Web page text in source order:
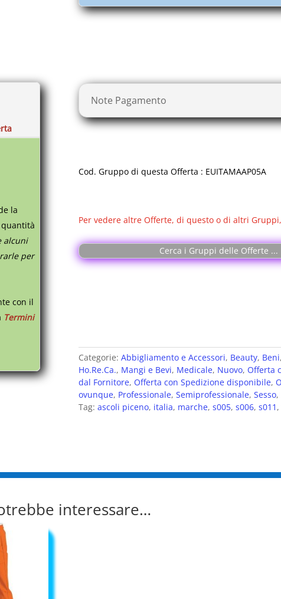
La certificazione OEKO-TEX® Standard 100
di indumenti e tessuti. Garantisce che nella
non sono state utilizzate sostanze o prodotti
l'uomo o l'ambiente. Pantalone con elastico
Peso materiale
190 Gr/m²
Aiuto cuoco, Alimentarista, Artigiano, Asa,
Dottoressa, Estetista, Farmacista, Fiorista,
Fruttivendolo, Gastronomo, Ginecologo,
Macellaio, Magazziniere, Massaggiatore,
la
alcuni
per
con il
Termini
Note Pagamento
Cod. Gruppo di questa Offerta : EUITAMAAP05A
Per vedere altre Offerte, di questo o di altri
Cerca i Gruppi delle Offerte ...
Categorie: Abbigliamento e Accessori, Beauty, Beni,
Ho.Re.Ca., Mangi e Bevi, Medicale, Nuovo, Offerta
dal Fornitore, Offerta con Spedizione disponibile,
ovunque, Professionale, Semiprofessionale, Sesso,
Tag: ascoli piceno, italia, marche, s005, s006, s011 ,
interessare…